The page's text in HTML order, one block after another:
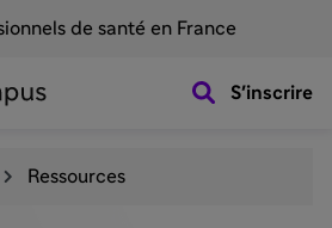
de santé en France
S'inscrire
Ressources